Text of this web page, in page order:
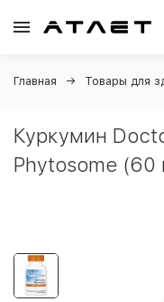
Главная Товары для
Куркумин
Phytosome (60